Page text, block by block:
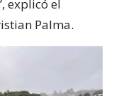
explicó el
Palma.